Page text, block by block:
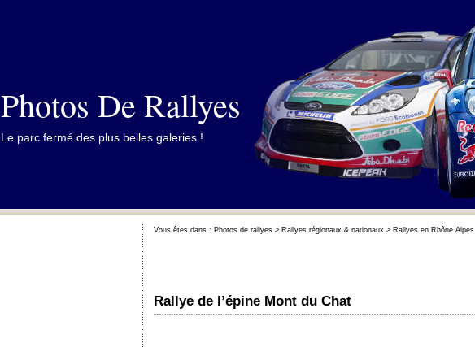
Photos De Rallyes
Le parc fermé des plus belles galeries !
Vous êtes dans : Photos de rallyes > Rallyes régionaux & nationaux > Rallyes en Rhône Alpes
Rallye de l’épine Mont du Chat